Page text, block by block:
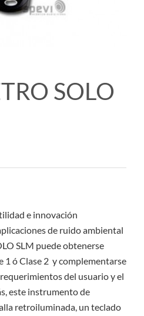
SOLO
e innovación
de ruido ambiental
SLM puede obtenerse
1 ó Clase 2 y complementarse
del usuario y el
este instrumento de
retroiluminada, un teclado